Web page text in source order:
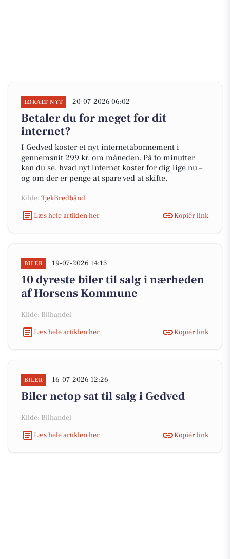
LOKALT NYT 20-07-2026 06:02
Betaler du for meget for dit
internet?
I Gedved koster et nyt internetabonnement i
gennemsnit 299 kr. om måneden. På to minutter
kan du se, hvad nyt internet koster for dig lige nu –
og om der er penge at spare ved at skifte.
Kilde: TjekBredbånd
Læs hele artiklen her
Kopiér link
BILER 19-07-2026 14:15
10 dyreste biler til salg i nærheden
af Horsens Kommune
Kilde: Bilhandel
Læs hele artiklen her
Kopiér link
BILER 16-07-2026 12:26
Biler netop sat til salg i Gedved
Kilde: Bilhandel
Læs hele artiklen her
Kopiér link